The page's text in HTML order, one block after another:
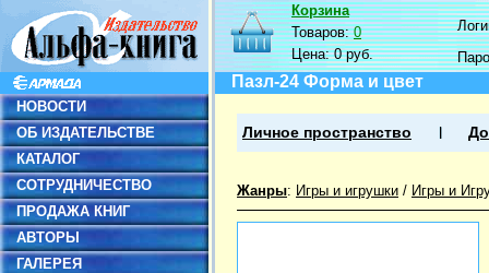
НОВОСТИ
ОБ ИЗДАТЕЛЬСТВЕ
КАТАЛОГ
СОТРУДНИЧЕСТВО
ПРОДАЖА КНИГ
АВТОРЫ
ГАЛЕРЕЯ
Корзина
Товаров:0
Цена:0 руб.
Пазл-24 Форма и цвет
Личное пространство
Жанры: Игры и игрушки / Игры и